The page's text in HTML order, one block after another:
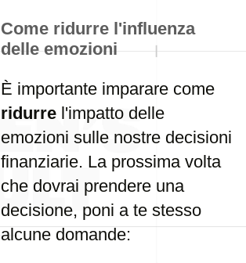
Come ridurre l'influenza
delle emozioni
È importante imparare come
ridurre l'impatto delle
emozioni sulle nostre decisioni
finanziarie. La prossima volta
che dovrai prendere una
decisione, poni a te stesso
alcune domande: